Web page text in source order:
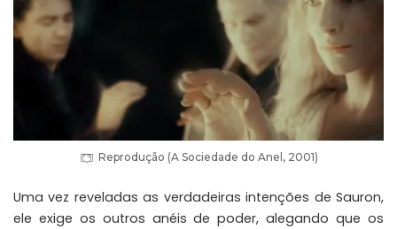
Reprodução (A Sociedade do Anel, 2001)
Uma vez reveladas as verdadeiras intenções de Sauron,
ele exige os outros anéis de poder, alegando que os